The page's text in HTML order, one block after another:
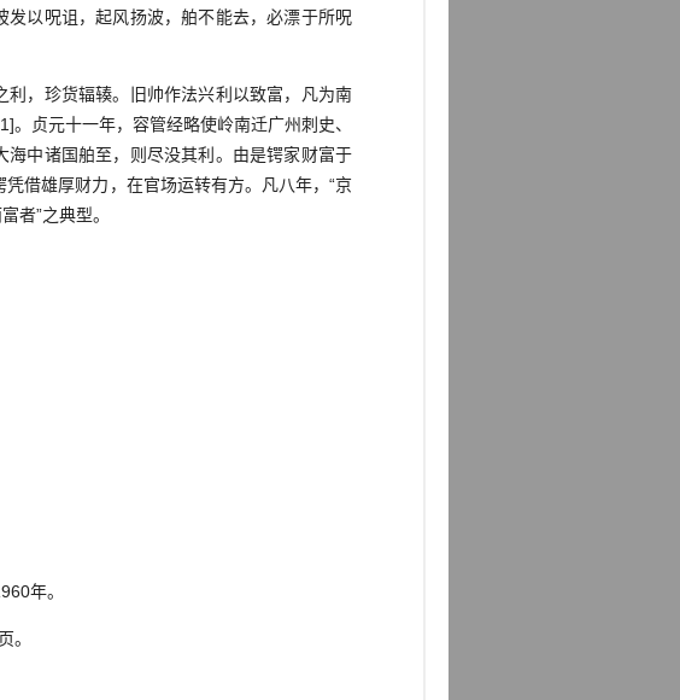
以呪诅，起风扬波，舶不能去，必漂于所呪
，珍货辐辏。旧帅作法兴利以致富，凡为南
贞元十一年，容管经略使岭南迁广州刺史、
中诸国舶至，则尽没其利。由是锷家财富于
借雄厚财力，在官场运转有方。凡八年，“京
者”之典型。
年。
。